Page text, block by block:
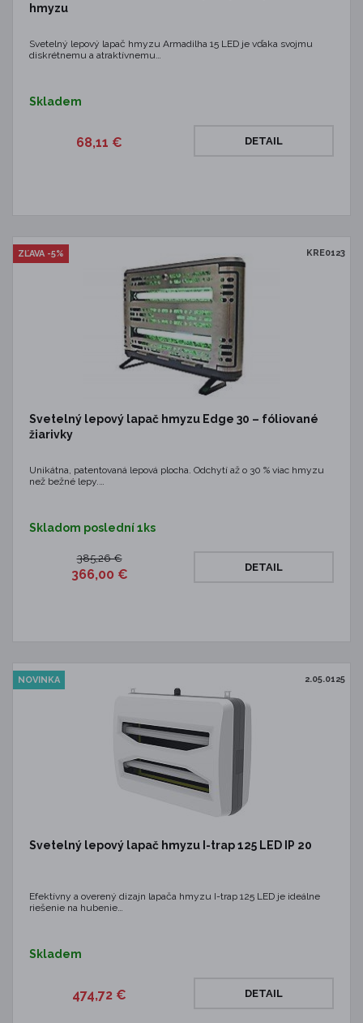
hmyzu
Svetelný lepový lapač hmyzu Armadilha 15 LED je vďaka svojmu
diskrétnemu a atraktívnemu…
Skladem
68,11 € DETAIL
KRE0123
ZĽAVA -5%
Svetelný lepový lapač hmyzu Edge 30 – fóliované
žiarivky
Unikátna, patentovaná lepová plocha. Odchytí až o 30 % viac hmyzu
než bežné lepy.…
Skladom poslední 1ks
385,26 €
366,00 € DETAIL
2.05.0125
NOVINKA
Svetelný lepový lapač hmyzu I-trap 125 LED IP 20
Efektívny a overený dizajn lapača hmyzu I-trap 125 LED je ideálne
riešenie na hubenie…
Skladem
474,72 € DETAIL